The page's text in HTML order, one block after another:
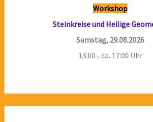
Workshop
Steinkreise und Heilige
Samstag, 29.08.2026
13:00 - ca. 17:00 Uhr